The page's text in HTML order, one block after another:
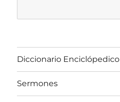
Diccionario Enciclópedico
Sermones